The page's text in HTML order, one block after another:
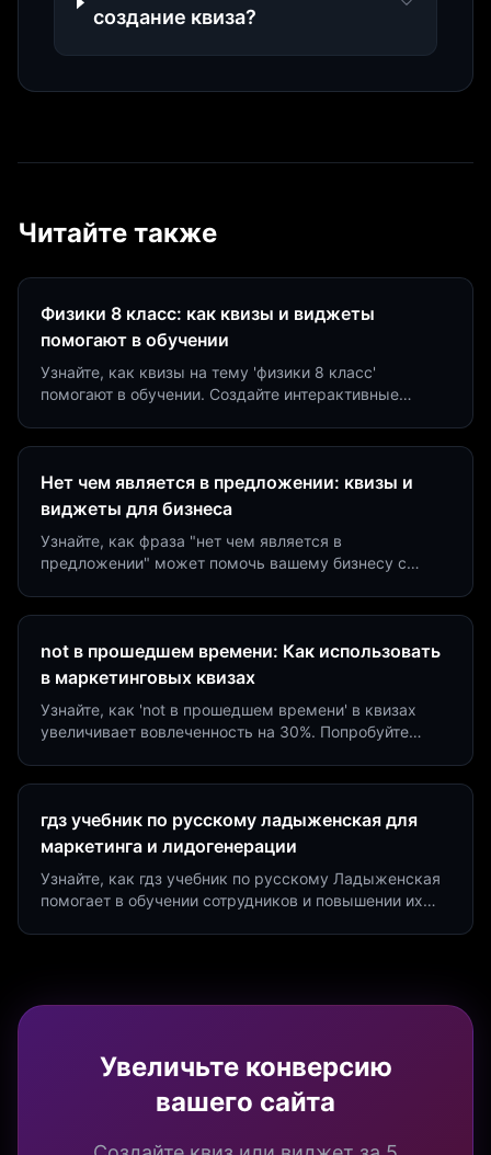
создание квиза?
Читайте также
Физики 8 класс: как квизы и виджеты
помогают в обучении
Узнайте, как квизы на тему 'физики 8 класс'
помогают в обучении. Создайте интерактивные
Нет чем является в предложении: квизы и
виджеты для бизнеса
Узнайте, как фраза "нет чем является в
предложении" может помочь вашему бизнесу с
not в прошедшем времени: Как использовать
в маркетинговых квизах
Узнайте, как 'not в прошедшем времени' в квизах
увеличивает вовлеченность на 30%. Попробуйте
гдз учебник по русскому ладыженская для
маркетинга и лидогенерации
Узнайте, как гдз учебник по русскому Ладыженская
помогает в обучении сотрудников и повышении их
Увеличьте конверсию
вашего сайта